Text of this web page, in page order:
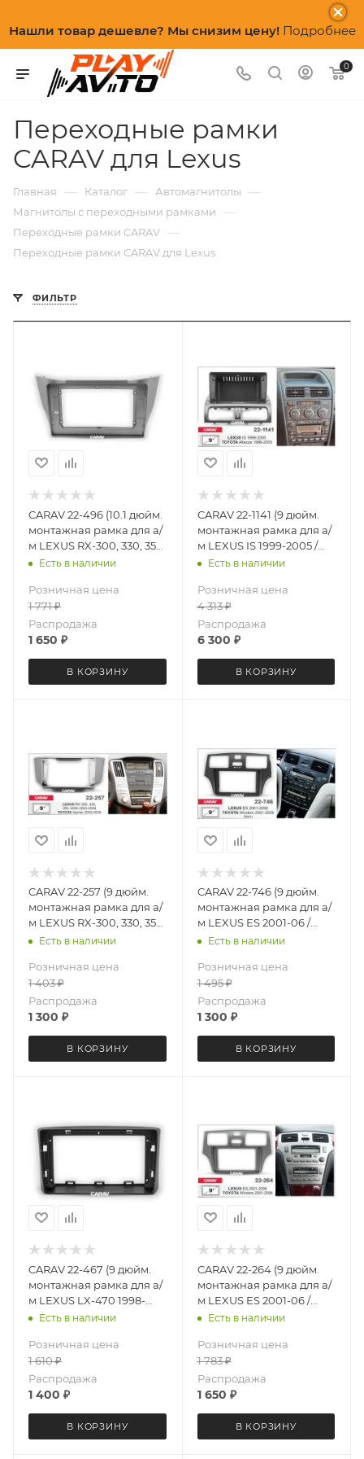
Нашли товар дешевле? Мы снизим цену! Подробнее
0
Переходные рамки
CARAV для Lexus
Главная — Каталог — Автомагнитолы —
Магнитолы с переходными рамками —
Переходные рамки CARAV —
Переходные рамки CARAV для Lexus
ФИЛЬТР
CARAV 22-496 (10.1 дюйм.
монтажная рамка для а/
м LEXUS RX-300, 330, 350,
400h 2003-09 / TOYOTA
Есть в наличии
Розничная цена
1 771₽
Распродажа
1 650 ₽
В КОРЗИНУ
CARAV 22-1141 (9 дюйм.
монтажная рамка для а/
м LEXUS IS 1999-2005 /
TOYOTA Altezza 1998-
Есть в наличии
Розничная цена
4 313₽
Распродажа
6 300 ₽
В КОРЗИНУ
CARAV 22-257 (9 дюйм.
монтажная рамка для а/
м LEXUS RX-300, 330, 350,
400h 2003-09 / TOYOTA
Есть в наличии
Розничная цена
1 403₽
Распродажа
1 300 ₽
В КОРЗИНУ
CARAV 22-746 (9 дюйм.
монтажная рамка для а/
м LEXUS ES 2001-06 /
TOYOTA Windom 2001-06
Есть в наличии
Розничная цена
1 495₽
Распродажа
1 300 ₽
В КОРЗИНУ
CARAV 22-467 (9 дюйм.
монтажная рамка для а/
м LEXUS LX-470 1998-
2002Есть в наличии
Розничная цена
1 610₽
Распродажа
1 400 ₽
В КОРЗИНУ
CARAV 22-264 (9 дюйм.
монтажная рамка для а/
м LEXUS ES 2001-06 /
TOYOTA Windom 2001-06
Есть в наличии
Розничная цена
1 783₽
Распродажа
1 650 ₽
В КОРЗИНУ